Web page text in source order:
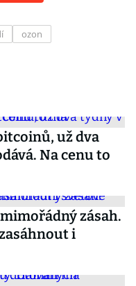
ozon
už dva
Na cenu to
zásah.
i